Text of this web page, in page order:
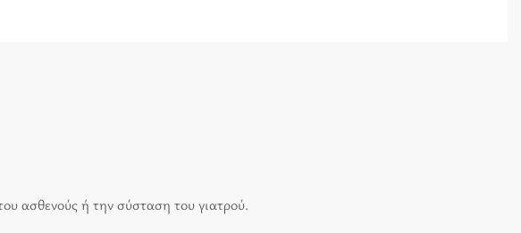
ασθενούς ή την σύσταση του γιατρού.